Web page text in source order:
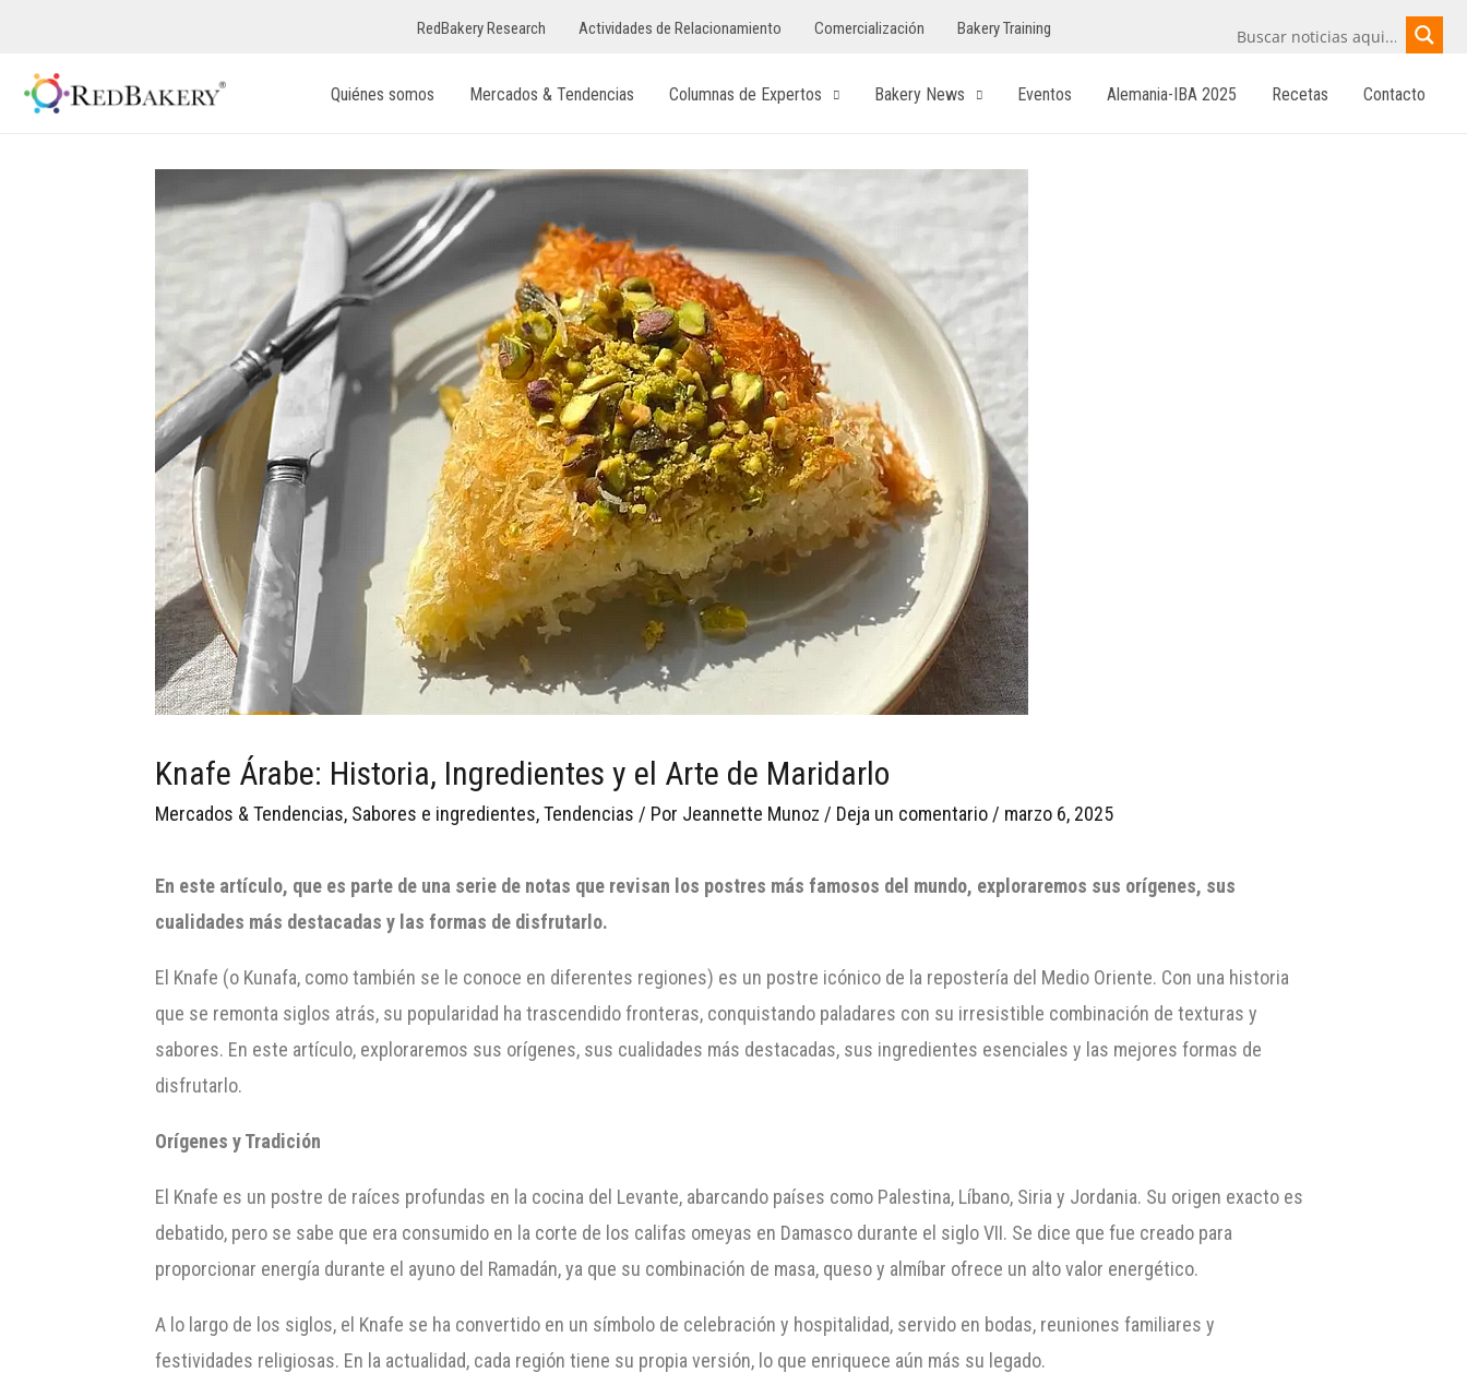
RedBakery Research Actividades de Relacionamiento Comercialización Bakery Training
Quiénes somos Mercados & Tendencias Columnas de Expertos Bakery News Eventos Alemania-IBA 2025 Recetas Contacto
Knafe Árabe: Historia, Ingredientes y el Arte de Maridarlo
Mercados & Tendencias, Sabores e ingredientes,Tendencias / Por Jeannette Munoz / Deja un comentario / marzo 6, 2025
En este artículo, que es parte de una serie de notas que revisan los postres más famosos del mundo, exploraremos sus orígenes, sus
cualidades más destacadas y las formas de disfrutarlo.
El Knafe (o Kunafa, como también se le conoce en diferentes regiones) es un postre icónico de la repostería del Medio Oriente. Con una historia
que se remonta siglos atrás, su popularidad ha trascendido fronteras, conquistando paladares con su irresistible combinación de texturas y
sabores. En este artículo, exploraremos sus orígenes, sus cualidades más destacadas, sus ingredientes esenciales y las mejores formas de
disfrutarlo.
Orígenes y Tradición
El Knafe es un postre de raíces profundas en la cocina del Levante, abarcando países como Palestina, Líbano, Siria y Jordania. Su origen exacto es
debatido, pero se sabe que era consumido en la corte de los califas omeyas en Damasco durante el siglo VII. Se dice que fue creado para
proporcionar energía durante el ayuno del Ramadán, ya que su combinación de masa, queso y almíbar ofrece un alto valor energético.
A lo largo de los siglos, el Knafe se ha convertido en un símbolo de celebración y hospitalidad, servido en bodas, reuniones familiares y
festividades religiosas. En la actualidad, cada región tiene su propia versión, lo que enriquece aún más su legado.